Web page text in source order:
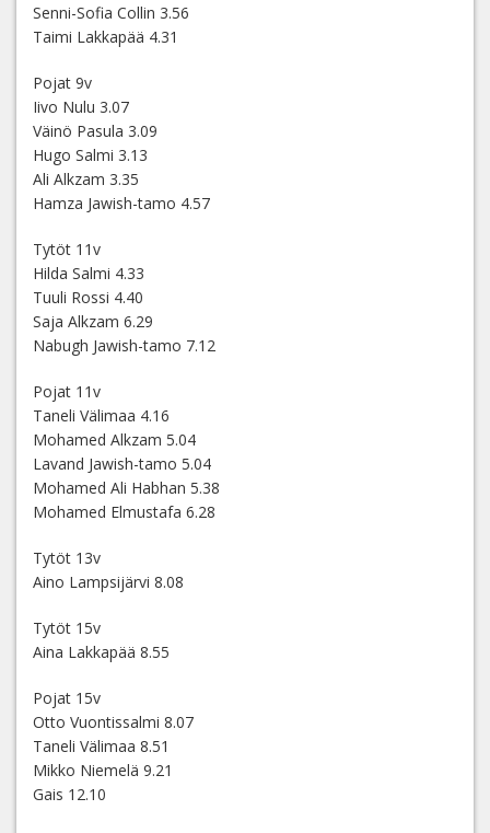
Senni-Sofia Collin 3.56
Taimi Lakkapää 4.31
Pojat 9v
Iivo Nulu 3.07
Väinö Pasula 3.09
Hugo Salmi 3.13
Ali Alkzam 3.35
Hamza Jawish-tamo 4.57
Tytöt 11v
Hilda Salmi 4.33
Tuuli Rossi 4.40
Saja Alkzam 6.29
Nabugh Jawish-tamo 7.12
Pojat 11v
Taneli Välimaa 4.16
Mohamed Alkzam 5.04
Lavand Jawish-tamo 5.04
Mohamed Ali Habhan 5.38
Mohamed Elmustafa 6.28
Tytöt 13v
Aino Lampsijärvi 8.08
Tytöt 15v
Aina Lakkapää 8.55
Pojat 15v
Otto Vuontissalmi 8.07
Taneli Välimaa 8.51
Mikko Niemelä 9.21
Gais 12.10